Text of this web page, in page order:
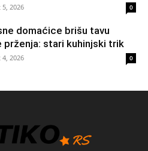
2026 0
domaćice brišu tavu
prženja: stari kuhinjski trik
2026 0